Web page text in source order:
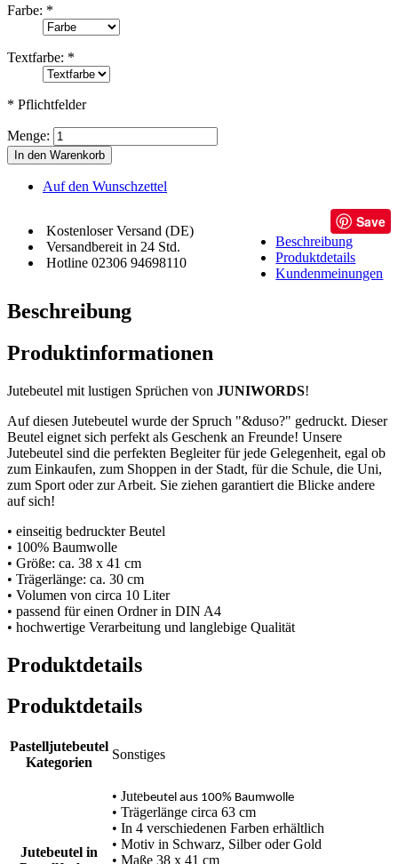
Farbe: *
Textfarbe: *
* Pflichtfelder
Menge:
In den Warenkorb
Auf den Wunschzettel
Kostenloser Versand (DE)
Versandbereit in 24 Std.
Hotline 02306 94698110
Save
Beschreibung
Produktdetails
Kundenmeinungen
Beschreibung
Produktinformationen
Jutebeutel mit lustigen Sprüchen von JUNIWORDS!
Auf diesen Jutebeutel wurde der Spruch "&duso?" gedruckt. Dieser
Beutel eignet sich perfekt als Geschenk an Freunde! Unsere
Jutebeutel sind die perfekten Begleiter für jede Gelegenheit, egal ob
zum Einkaufen, zum Shoppen in der Stadt, für die Schule, die Uni,
zum Sport oder zur Arbeit. Sie ziehen garantiert die Blicke andere
auf sich!
• einseitig bedruckter Beutel
• 100% Baumwolle
• Größe: ca. 38 x 41 cm
• Trägerlänge: ca. 30 cm
• Volumen von circa 10 Liter
• passend für einen Ordner in DIN A4
• hochwertige Verarbeitung und langlebige Qualität
Produktdetails
Produktdetails
Pastelljutebeutel
Kategorien
Sonstiges
Jutebeutel in
• Jutebeutel aus 100% Baumwolle
• Trägerlänge circa 63 cm
• In 4 verschiedenen Farben erhältlich
• Motiv in Schwarz, Silber oder Gold
• Maße 38 x 41 cm